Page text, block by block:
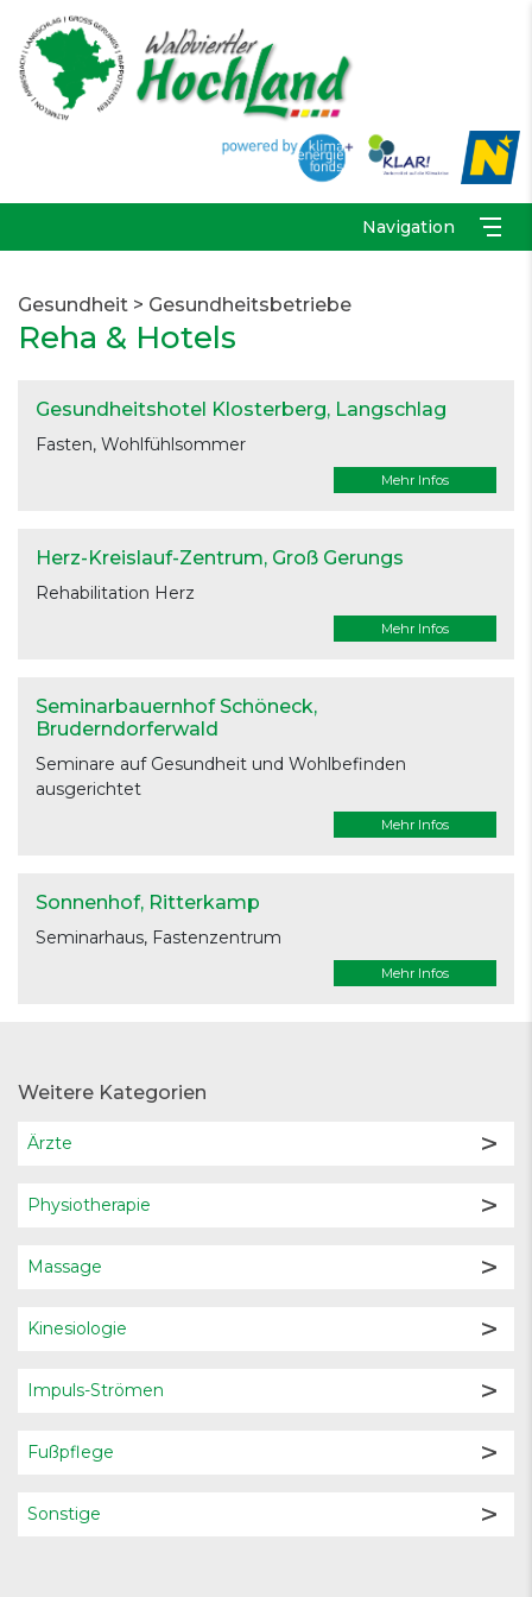
Navigation
Gesundheit > Gesundheitsbetriebe
Reha & Hotels
Gesundheitshotel Klosterberg, Langschlag
Fasten, Wohlfühlsommer
Mehr Infos
Herz-Kreislauf-Zentrum, Groß Gerungs
Rehabilitation Herz
Mehr Infos
Seminarbauernhof Schöneck,
Bruderndorferwald
Seminare auf Gesundheit und Wohlbefinden
ausgerichtet
Mehr Infos
Sonnenhof, Ritterkamp
Seminarhaus, Fastenzentrum
Mehr Infos
Weitere Kategorien
Ärzte
Physiotherapie
Massage
Kinesiologie
Impuls-Strömen
Fußpflege
Sonstige